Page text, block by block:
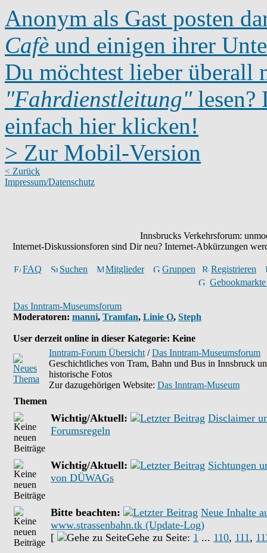
Anonym als Gast posten
Cafè und einigen ihrer
Du möchtest lieber überall
"Fahrdienstleitung"lesen?
einfach hier klicken!
> Zur Mobil-Version
< Zurück
Impressum/Datenschutz
Innsbrucks Verkehrsforum:
Internet-Diskussionsforen sind Dir neu? Internet-Abkürzungen
FAQ Suchen Mitglieder Gruppen
Registrieren
Das Inntram-Museumsforum
Moderatoren: manni, Tramfan, Linie O, Steph
User derzeit online in dieser Kategorie: Keine
Inntram-Forum Übersicht /Das Inntram-Museumsforum
Geschichtliches von Tram, Bahn und Bus in Innsbruck
historische Fotos
Zur dazugehörigen Website: Das Inntram-Museum
Themen
Wichtig/Aktuell:
Disclaimer
Forumsregeln
Wichtig/Aktuell:
Sichtungen
von DÜWAGs
Bitte beachten:
Neue Inhalte
www.strassenbahn.tk (Update-Log)
[
Gehe zu Seite: 1 ... 110, 111,